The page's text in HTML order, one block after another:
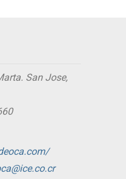
San Jose,